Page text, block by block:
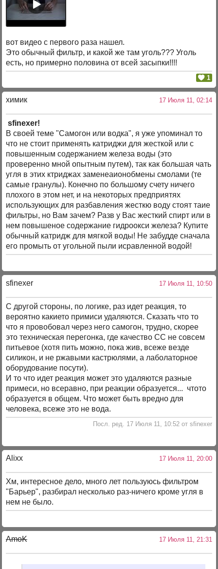
вот видео с первого раза нашел.
Это обычный фильтр, и какой же там уголь??? Уголь
есть, но примерно половина от всей засыпки!!!!
1
химик 17 Июля 11, 02:14
sfinexer!
В своей теме "Самогон или водка", я уже упоминал то
что не стоит применять катриджи для жесткой или с
повышенным содержанием железа воды (это
проверенно мной опытным путем), так как большая чать
угля в этих ктриджах заменеаионобмены смолами (те
самые гранулы). Конечно по большому счету ничего
плохого в этом нет, и на некоторых предприятях
использующих для разбавления жесткю воду стоят таие
фильтры, но Вам зачем? Разв у Вас жесткий спирт или в
нем повышеное содержание гидроокси железа? Купите
обычный катридж для мягкой воды! Не забудде сначала
его промыть от угольной пыли исравленной водой!
sfinexer 17 Июля 11, 10:50
С другой стороны, по логике, раз идет реакция, то
вероятно какието примиси удаляются. Сказать что то
что я провобовал через него самогон, трудно, скорее
это техническая перегонка, где качество СС не совсем
питьевое (хотя пить можно, пока жив, всеже везде
силикон, и не ржавыми кастрюлями, а лаболаторное
оборудование посути).
И то что идет реакция может это удаляются разные
примеси, но всеравно, при реакции образуется... чтото
образуется в общем. Что может быть вредно для
человека, всеже это не вода.
Посл. ред. 17 Июля 11, 10:52 от sfinexer
Alixx 17 Июля 11, 20:00
Хм, интересное дело, много лет пользуюсь фильтром
"Барьер", разбирал несколько раз-ничего кроме угля в
нем не было.
AmoK 17 Июля 11, 21:31